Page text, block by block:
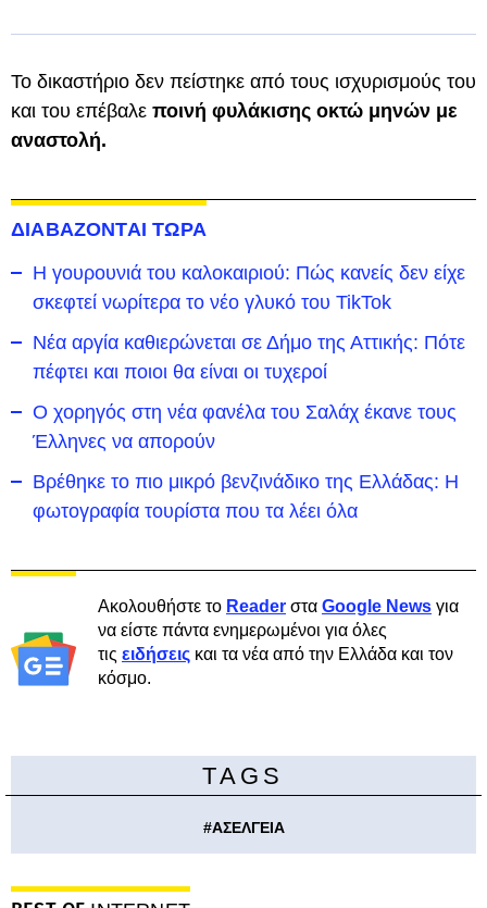
Το δικαστήριο δεν πείστηκε από τους ισχυρισμούς του
και του επέβαλε ποινή φυλάκισης οκτώ μηνών με
αναστολή.
ΔΙΑΒΑΖΟΝΤΑΙ ΤΩΡΑ
Η γουρουνιά του καλοκαιριού: Πώς κανείς δεν είχε
σκεφτεί νωρίτερα το νέο γλυκό του TikTok
Νέα αργία καθιερώνεται σε Δήμο της Αττικής: Πότε
πέφτει και ποιοι θα είναι οι τυχεροί
Ο χορηγός στη νέα φανέλα του Σαλάχ έκανε τους
Έλληνες να απορούν
Βρέθηκε το πιο μικρό βενζινάδικο της Ελλάδας: Η
φωτογραφία τουρίστα που τα λέει όλα
Ακολουθήστε το Reader στα Google News για
να είστε πάντα ενημερωμένοι για όλες
τις ειδήσεις και τα νέα από την Ελλάδα και τον
κόσμο.
TAGS
#ΑΣΕΛΓΕΙΑ